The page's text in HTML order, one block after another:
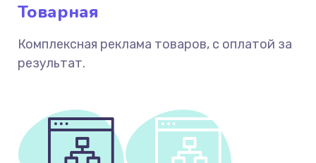
Товарная
Комплексная реклама товаров, с оплатой за
результат.